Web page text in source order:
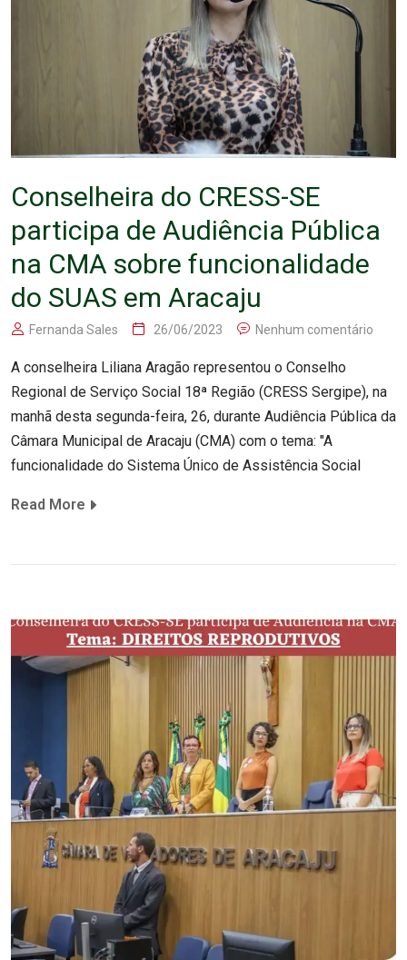
Conselheira do CRESS-SE
participa de Audiência Pública
na CMA sobre funcionalidade
do SUAS em Aracaju
Fernanda Sales 26/06/2023 Nenhum comentário
A conselheira Liliana Aragão representou o Conselho
Regional de Serviço Social 18ª Região (CRESS Sergipe), na
manhã desta segunda-feira, 26, durante Audiência Pública da
Câmara Municipal de Aracaju (CMA) com o tema: "A
funcionalidade do Sistema Único de Assistência Social
Read More